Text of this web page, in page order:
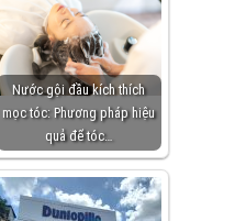
Nước gội đầu kích thích
mọc tóc: Phương pháp hiệu
quả để tóc…